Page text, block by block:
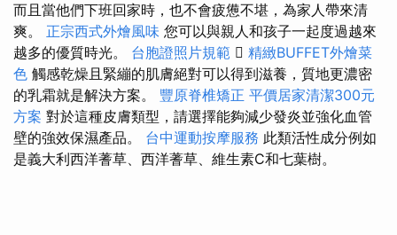
而且當他們下班回家時，也不會疲憊不堪，為家人帶來清
爽。 正宗西式外燴風味 您可以與親人和孩子一起度過越來
越多的優質時光。 台胞證照片規範  精緻BUFFET外燴菜
色 觸感乾燥且緊繃的肌膚絕對可以得到滋養，質地更濃密
的乳霜就是解決方案。 豐原脊椎矯正 平價居家清潔300元
方案 對於這種皮膚類型，請選擇能夠減少發炎並強化血管
壁的強效保濕產品。 台中運動按摩服務 此類活性成分例如
是義大利西洋蓍草、西洋蓍草、維生素C和七葉樹。